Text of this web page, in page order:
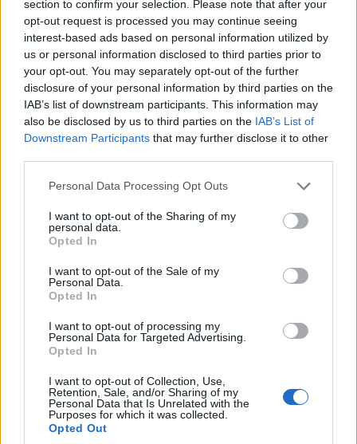
section to confirm your selection. Please note that after your
opt-out request is processed you may continue seeing
interest-based ads based on personal information utilized by
us or personal information disclosed to third parties prior to
your opt-out. You may separately opt-out of the further
disclosure of your personal information by third parties on the
IAB’s list of downstream participants. This information may
also be disclosed by us to third parties on the IAB’s List of
Downstream Participants that may further disclose it to other
Please note that this website/app uses one or more Google
not limited to your visit or usage behaviour. You may click to
grant or deny consent to Google and its third-party tags to
use your data for below specified purposes in below Google
consent section.
Personal Data Processing Opt Outs
I want to opt-out of the Sharing of my
personal data.
Opted In
I want to opt-out of the Sale of my
Personal Data.
Opted In
I want to opt-out of processing my
Personal Data for Targeted Advertising.
Opted In
I want to opt-out of Collection, Use,
Retention, Sale, and/or Sharing of my
Personal Data that Is Unrelated with the
Purposes for which it was collected.
Opted Out
Diákok a munkaerőpiacon: Így formálják a 2026-os
trendeket a fiatalok elvárásai (X)
A diákoknak már nem elég a magas órabér,
rugalmasságot is várnak.
#it #mozilla
#google
#blokkolás
Nagyobb a kiberfenyegetettség
a riói olimpia közeledtével